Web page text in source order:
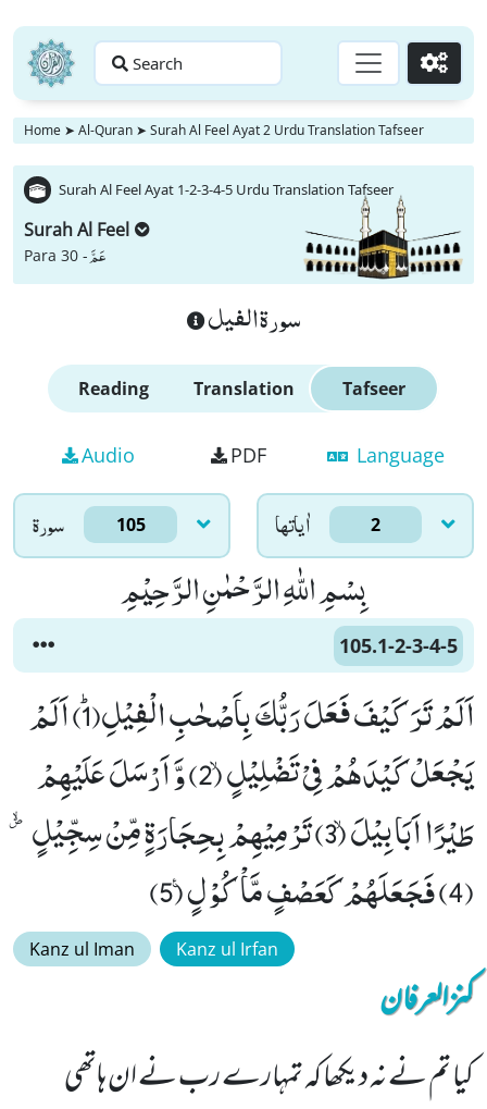
Search Go
Home ➤ Al-Quran ➤ Surah Al Feel Ayat 2 Urdu Translation Tafseer
Surah Al Feel Ayat 1-2-3-4-5 Urdu Translation Tafseer
Surah Al Feel
Para 30 -عَمَّ
سورة الفيل
Reading Translation Tafseer
Audio PDF Language
سورۃ 105 اٰياتها 2
بِسْمِ اللّٰهِ الرَّحْمٰنِ الرَّحِیْمِ
105.1-2-3-4-5
اَلَمْ تَرَ كَیْفَ فَعَلَ رَبُّكَ بِاَصْحٰبِ الْفِیْلِﭤ(1) اَلَمْ
یَجْعَلْ كَیْدَهُمْ فِیْ تَضْلِیْلٍۙ (2) وَّ اَرْسَلَ عَلَیْهِمْ
طَیْرًا اَبَابِیْلَۙ (3) تَرْمِیْهِمْ بِحِجَارَةٍ مِّنْ سِجِّیْلٍﭪ
(4) فَجَعَلَهُمْ كَعَصْفٍ مَّاْكُوْلٍ۠ (5)
Kanz ul Iman Kanz ul Irfan
کنزالعرفان
کیا تم نے نہ دیکھا کہ تمہارے رب نے ان ہاتھی